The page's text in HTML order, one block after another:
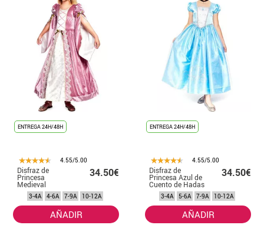
ENTREGA 24H/48H
4.55/5.00
Disfraz de
Princesa
Medieval
Púrpura para
niña
34.50€
3-4A 4-6A 7-9A 10-12A
AÑADIR
ENTREGA 24H/48H
4.55/5.00
Disfraz de
Princesa Azul de
Cuento de Hadas
para niña
34.50€
3-4A 5-6A 7-9A 10-12A
AÑADIR